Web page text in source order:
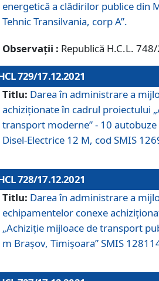
energetică a clădirilor publice din
Tehnic Transilvania, corp A”.
Observații : Republică H.C.L.
729/17.12.2021
Titlu: Darea în administrare a
achiziționate în cadrul proiectului
transport moderne” - 10
Disel-Electrice 12 M, cod SMIS
728/17.12.2021
Titlu: Darea în administrare a
echipamentelor conexe
„Achiziție mijloace de transport
m Brașov, Timișoara” SMIS